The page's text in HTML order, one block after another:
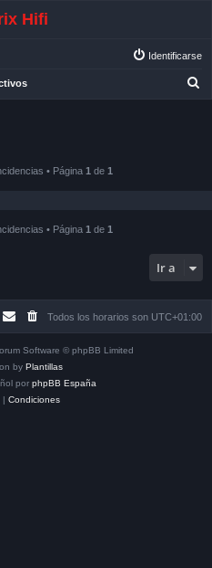
Hifi
Identificarse
• Página 1 de 1
• Página 1 de 1
Ir a
Todos los horarios son UTC+01:00
Software © phpBB Limited
by Plantillas
por phpBB España
| Condiciones